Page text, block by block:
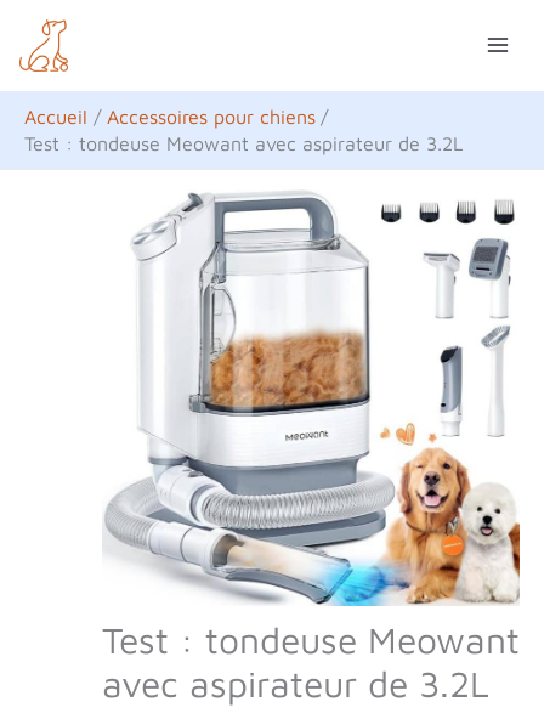
contenu
Accueil
Accessoires pour chiens
Test : tondeuse Meowant avec aspirateur de 3.2L
Test : tondeuse Meowant
avec aspirateur de 3.2L
e
c
h
e